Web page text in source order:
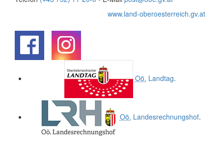
www.land-oberoesterreich.gv.at
Oö. Landtag.
Oö. Landesrechnungshof.